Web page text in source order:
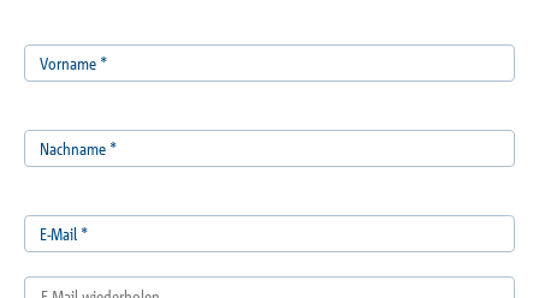
Vorname *
Nachname *
E-Mail *